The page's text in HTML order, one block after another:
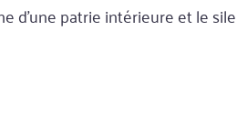
d'une patrie intérieure et le